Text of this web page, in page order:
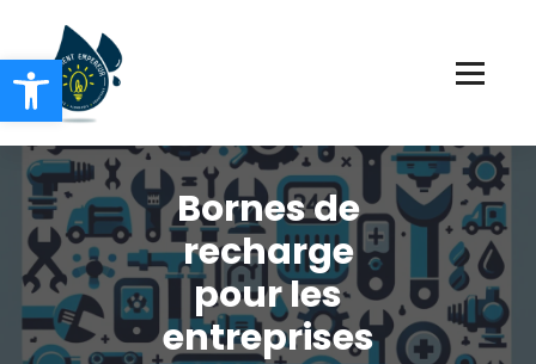
Ouvrir la barre d’outils
contenu
Bornes de
recharge
pour les
entreprises